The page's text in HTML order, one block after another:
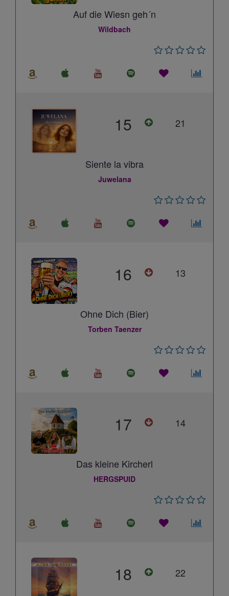
Auf die Wiesn geh´n
Wildbach
15 21
Siente la vibra
Juwelana
16 13
Ohne Dich (Bier)
Torben Taenzer
17 14
Das kleine Kircherl
HERGSPUID
18 22